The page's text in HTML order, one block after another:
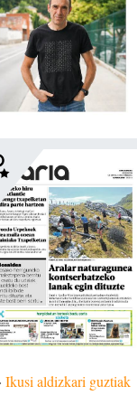
Ikusi aldizkari guztiak